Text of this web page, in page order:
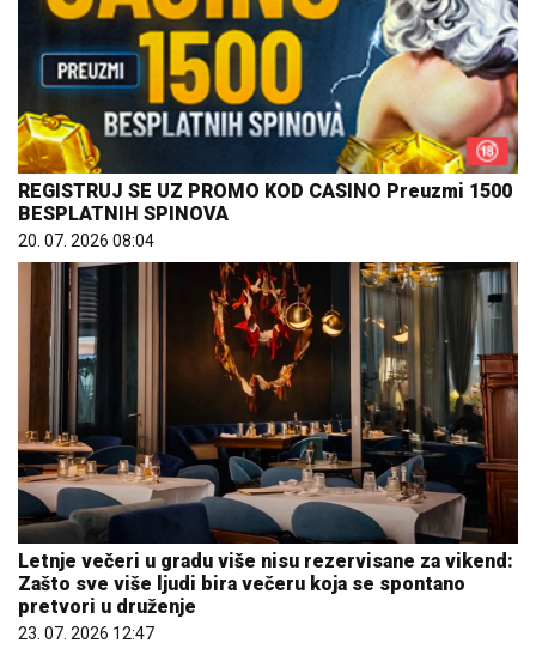
REGISTRUJ SE UZ PROMO KOD CASINO Preuzmi 1500
BESPLATNIH SPINOVA
20. 07. 2026 08:04
Letnje večeri u gradu više nisu rezervisane za vikend:
Zašto sve više ljudi bira večeru koja se spontano
pretvori u druženje
23. 07. 2026 12:47